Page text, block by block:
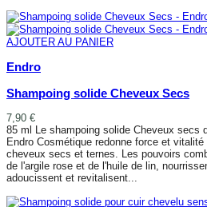
AJOUTER AU PANIER
Endro
Shampoing solide Cheveux Secs
7,90 €
85 ml Le shampoing solide Cheveux secs
Endro Cosmétique redonne force et vitalité
cheveux secs et ternes. Les pouvoirs
de l'argile rose et de l'huile de lin,
adoucissent et revitalisent...